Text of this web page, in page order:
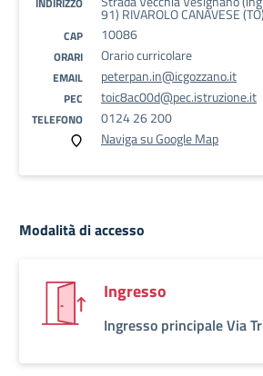
91) RIVAROLO CANAVESE (TO)
CAP 10086
ORARI Orario curricolare
EMAIL peterpan.in@icgozzano.it
PEC toic8ac00d@pec.istruzione.it
TELEFONO
0124 26 200
Naviga su Google Map
Modalità di accesso
Ingresso
Ingresso principale Via